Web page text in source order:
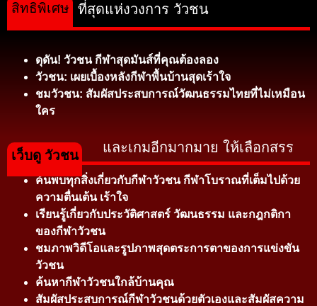
ที่สุดแห่งวงการ วัวชน
ดุดัน! วัวชน กีฬาสุดมันส์ที่คุณต้องลอง
วัวชน: เผยเบื้องหลังกีฬาพื้นบ้านสุดเร้าใจ
ชมวัวชน: สัมผัสประสบการณ์วัฒนธรรมไทยที่ไม่เหมือน
ใคร
สิทธิพิเศษ
และเกมอีกมากมาย ให้เลือกสรร
ค้นพบทุกสิ่งเกี่ยวกับกีฬาวัวชน กีฬาโบราณที่เต็มไปด้วย
ความตื่นเต้น เร้าใจ
เรียนรู้เกี่ยวกับประวัติศาสตร์ วัฒนธรรม และกฎกติกา
ของกีฬาวัวชน
ชมภาพวิดีโอและรูปภาพสุดตระการตาของการแข่งขัน
วัวชน
ค้นหากีฬาวัวชนใกล้บ้านคุณ
สัมผัสประสบการณ์กีฬาวัวชนด้วยตัวเองและสัมผัสความ
เว็บดู วัวชน